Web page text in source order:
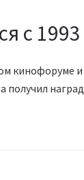
с 1993
кинофоруме и